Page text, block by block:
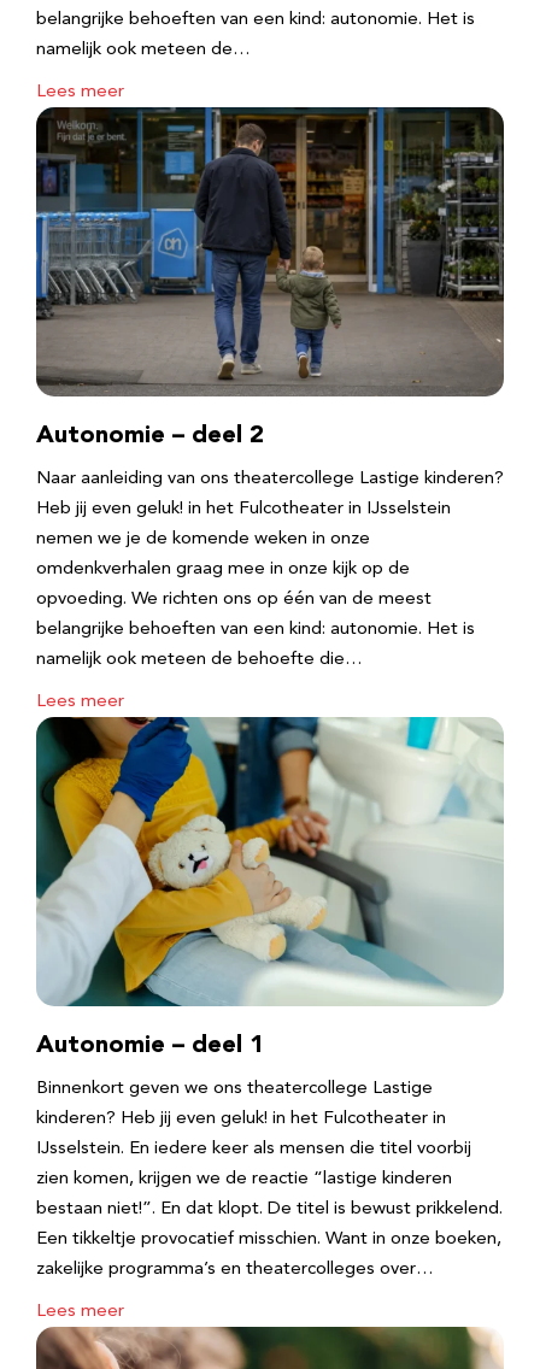
belangrijke behoeften van een kind: autonomie. Het is
namelijk ook meteen de…
Lees meer
Autonomie – deel 2
Naar aanleiding van ons theatercollege Lastige kinderen?
Heb jij even geluk! in het Fulcotheater in IJsselstein
nemen we je de komende weken in onze
omdenkverhalen graag mee in onze kijk op de
opvoeding. We richten ons op één van de meest
belangrijke behoeften van een kind: autonomie. Het is
namelijk ook meteen de behoefte die…
Lees meer
Autonomie – deel 1
Binnenkort geven we ons theatercollege Lastige
kinderen? Heb jij even geluk! in het Fulcotheater in
IJsselstein. En iedere keer als mensen die titel voorbij
zien komen, krijgen we de reactie “lastige kinderen
bestaan niet!”. En dat klopt. De titel is bewust prikkelend.
Een tikkeltje provocatief misschien. Want in onze boeken,
zakelijke programma’s en theatercolleges over…
Lees meer